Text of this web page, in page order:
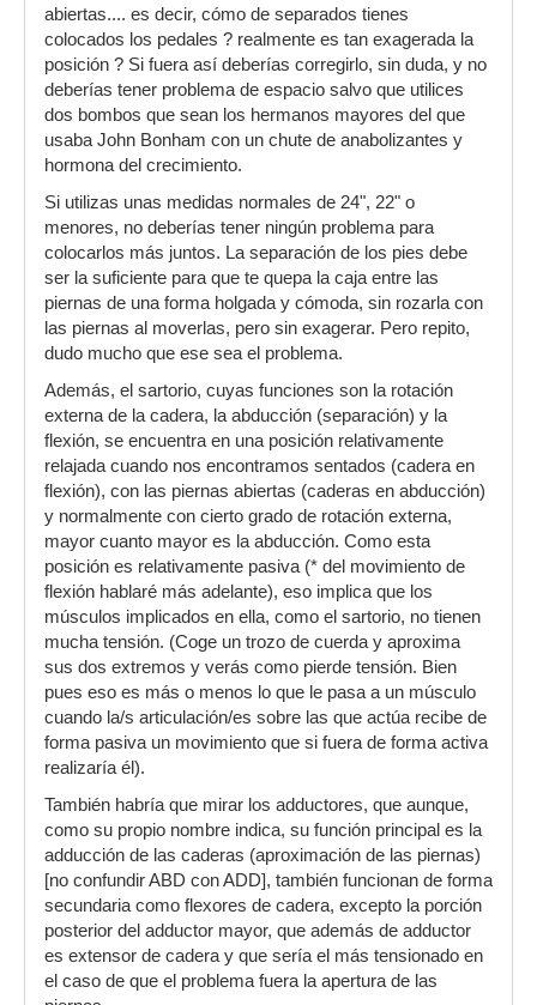
abiertas.... es decir, cómo de separados tienes
colocados los pedales ? realmente es tan exagerada la
posición ? Si fuera así deberías corregirlo, sin duda, y no
deberías tener problema de espacio salvo que utilices
dos bombos que sean los hermanos mayores del que
usaba John Bonham con un chute de anabolizantes y
hormona del crecimiento.
Si utilizas unas medidas normales de 24", 22" o
menores, no deberías tener ningún problema para
colocarlos más juntos. La separación de los pies debe
ser la suficiente para que te quepa la caja entre las
piernas de una forma holgada y cómoda, sin rozarla con
las piernas al moverlas, pero sin exagerar. Pero repito,
dudo mucho que ese sea el problema.
Además, el sartorio, cuyas funciones son la rotación
externa de la cadera, la abducción (separación) y la
flexión, se encuentra en una posición relativamente
relajada cuando nos encontramos sentados (cadera en
flexión), con las piernas abiertas (caderas en abducción)
y normalmente con cierto grado de rotación externa,
mayor cuanto mayor es la abducción. Como esta
posición es relativamente pasiva (* del movimiento de
flexión hablaré más adelante), eso implica que los
músculos implicados en ella, como el sartorio, no tienen
mucha tensión. (Coge un trozo de cuerda y aproxima
sus dos extremos y verás como pierde tensión. Bien
pues eso es más o menos lo que le pasa a un músculo
cuando la/s articulación/es sobre las que actúa recibe de
forma pasiva un movimiento que si fuera de forma activa
realizaría él).
También habría que mirar los adductores, que aunque,
como su propio nombre indica, su función principal es la
adducción de las caderas (aproximación de las piernas)
[no confundir ABD con ADD], también funcionan de forma
secundaria como flexores de cadera, excepto la porción
posterior del adductor mayor, que además de adductor
es extensor de cadera y que sería el más tensionado en
el caso de que el problema fuera la apertura de las